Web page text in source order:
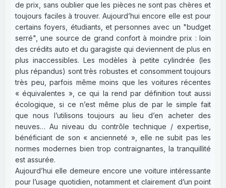
de prix, sans oublier que les pièces ne sont pas chères et
toujours faciles à trouver. Aujourd’hui encore elle est pour
certains foyers, étudiants, et personnes avec un "budget
serré", une source de grand confort à moindre prix : loin
des crédits auto et du garagiste qui deviennent de plus en
plus inaccessibles. Les modèles à petite cylindrée (les
plus répandus) sont très robustes et consomment toujours
très peu, parfois même moins que les voitures récentes
« équivalentes », ce qui la rend par définition tout aussi
écologique, si ce n’est même plus de par le simple fait
que nous l’utilisons toujours au lieu d’en acheter des
neuves… Au niveau du contrôle technique / expertise,
bénéficiant de son « ancienneté », elle ne subit pas les
normes modernes bien trop contraignantes, la tranquillité
est assurée.
Aujourd’hui elle demeure encore une voiture intéressante
pour l’usage quotidien, notamment et clairement d’un point